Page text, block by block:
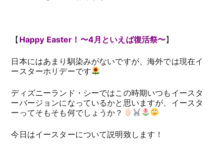
【 Happy Easter！〜4月といえば復活祭〜】
日本にはあまり馴染みがないですが、海外では現在イ
ースターホリデーです
ディズニーランド・シーではこの時期いつもイースタ
ーバージョンになっているかと思いますが、イースタ
ーってそもそも何でしょうか？
今日はイースターについて説明致します！